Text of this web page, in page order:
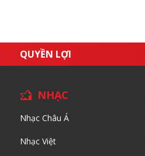
QUYỀN LỢI
NHẠC
Nhạc Châu Á
Nhạc Việt